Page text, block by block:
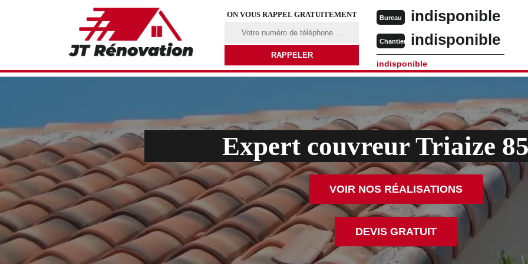
ON VOUS RAPPEL GRATUITEMENT Bureau indisponible
Chantier indisponible
indisponible
Expert couvreur Triaize
VOIR NOS RÉALISATIONS
DEVIS GRATUIT